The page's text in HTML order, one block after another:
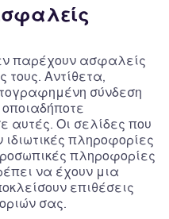
παρέχουν ασφαλείς
τους. Αντίθετα,
σύνδεση
οποιαδήποτε
αυτές. Οι σελίδες που
πληροφορίες
πληροφορίες
να έχουν μια
επιθέσεις
σας.